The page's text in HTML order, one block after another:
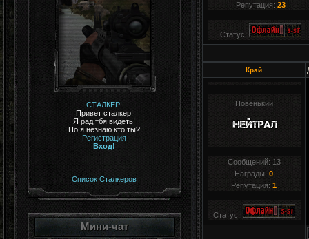
СТАЛКЕР!
Привет сталкер!
Я рад тбя видеть!
Но я незнаю кто ты?
Регистрация
Вход!
---
Список Сталкеров
Мини-чат
Репутация: 23
Статус:
Край
Новенький
Сообщений: 13
Награды:0
Репутация:1
Статус: